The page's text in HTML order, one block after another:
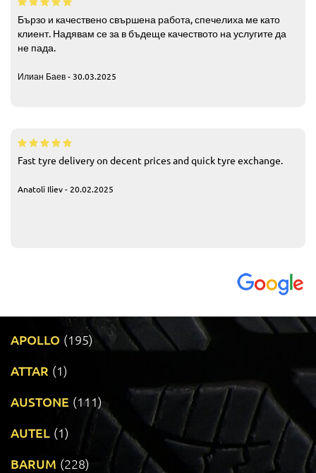
Бързо и качествено свършена работа, спечелиха ме като
клиент. Надявам се за в бъдеще качеството на услугите да
не пада.
Илиан Баев - 30.03.2025
Fast tyre delivery on decent prices and quick tyre exchange.
Anatoli Iliev - 20.02.2025
APOLLO (195)
ATTAR (1)
AUSTONE (111)
AUTEL (1)
BARUM (228)